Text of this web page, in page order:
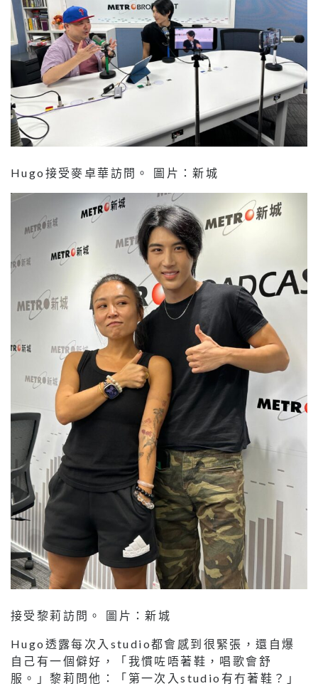
Hugo接受麥卓華訪問。 圖片：新城
接受黎莉訪問。 圖片：新城
Hugo透露每次入studio都會感到很緊張，還自爆
自己有一個僻好，「我慣咗唔著鞋，唱歌會舒
服。」黎莉問他：「第一次入studio有冇著鞋？」